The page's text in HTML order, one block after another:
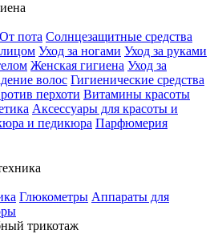
От пота Солнцезащитные средства
лицом Уход за ногами Уход за руками
Женская гигиена Уход за
волос Гигиенические средства
перхоти Витамины красоты
Аксессуары для красоты и
и педикюра Парфюмерия
Глюкометры Аппараты для
трикотаж